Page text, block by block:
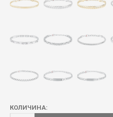
КОЛИЧИНА: